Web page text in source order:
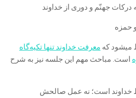
جهنّم و دوری از خداوند
حمزه
میشود که معرفت خداوند تنها تکیه‌گاه
است. مباحث مهم این جلسه نیز به شرح
خداوند است؛ نه عمل صالحش